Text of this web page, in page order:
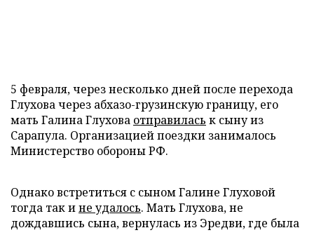
5 февраля, через несколько дней после перехода
Глухова через абхазо-грузинскую границу, его
мать Галина Глухова отправилась к сыну из
Сарапула. Организацией поездки занималось
Министерство обороны РФ.
Однако встретиться с сыном Галине Глуховой
тогда так ине удалось. Мать Глухова, не
дождавшись сына, вернулась из Эредви, где была